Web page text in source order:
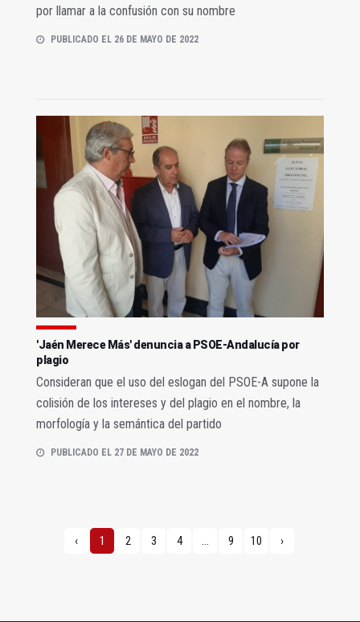
por llamar a la confusión con su nombre
PUBLICADO EL 26 DE MAYO DE 2022
'Jaén Merece Más' denuncia a PSOE-Andalucía por
plagio
Consideran que el uso del eslogan del PSOE-A supone la
colisión de los intereses y del plagio en el nombre, la
morfología y la semántica del partido
PUBLICADO EL 27 DE MAYO DE 2022
‹ 1 2 3 4 ... 9 10 ›